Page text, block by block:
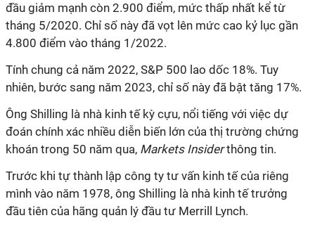
đầu giảm mạnh còn 2.900 điểm, mức thấp nhất kể từ
tháng 5/2020. Chỉ số này đã vọt lên mức cao kỷ lục gần
4.800 điểm vào tháng 1/2022.
Tính chung cả năm 2022, S&P 500 lao dốc 18%. Tuy
nhiên, bước sang năm 2023, chỉ số này đã bật tăng 17%.
Ông Shilling là nhà kinh tế kỳ cựu, nổi tiếng với việc dự
đoán chính xác nhiều diễn biến lớn của thị trường chứng
khoán trong 50 năm qua, Markets Insiderthông tin.
Trước khi tự thành lập công ty tư vấn kinh tế của riêng
mình vào năm 1978, ông Shilling là nhà kinh tế trưởng
đầu tiên của hãng quản lý đầu tư Merrill Lynch.